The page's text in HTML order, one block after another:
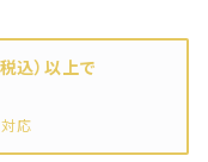
込）以上で
応